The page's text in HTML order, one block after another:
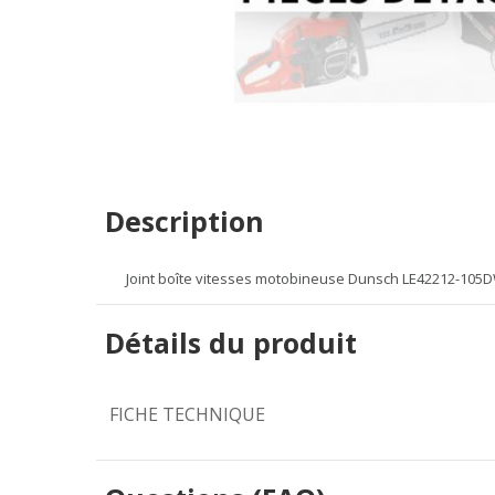
Description
Joint boîte vitesses motobineuse Dunsch LE42212-
Détails du produit
FICHE TECHNIQUE